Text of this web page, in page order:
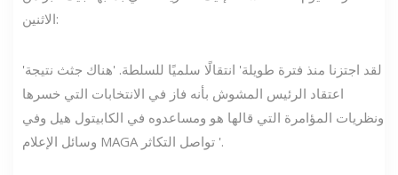
الاثنين:
'لقد اجتزنا منذ فترة طويلة' انتقالًا سلميًا للسلطة. 'هناك جثث نتيجة
اعتقاد الرئيس المشوش بأنه فاز في الانتخابات التي خسرها
ونظريات المؤامرة التي قالها هو ومساعدوه في الكابيتول هيل وفي
وسائل الإعلام MAGA تواصل التكاثر '.